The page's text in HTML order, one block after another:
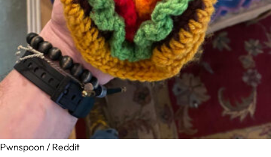
Pwnspoon / Reddit